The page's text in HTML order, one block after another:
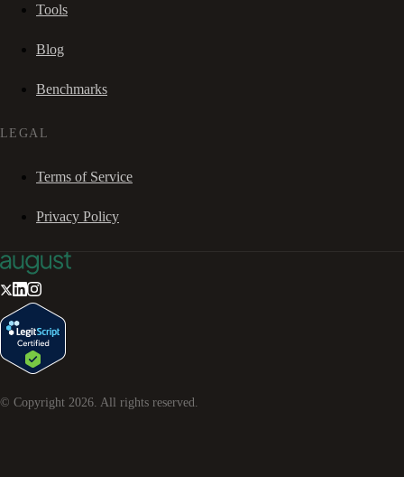
Tools
Blog
Benchmarks
LEGAL
Terms of Service
Privacy Policy
© Copyright 2026. All rights reserved.